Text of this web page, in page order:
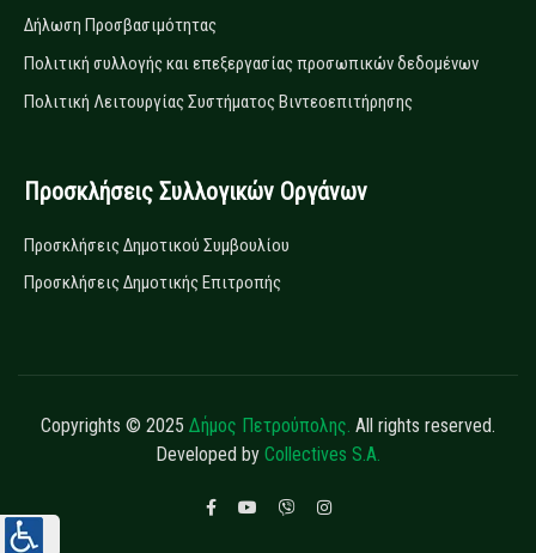
Δήλωση Προσβασιμότητας
Πολιτική συλλογής και επεξεργασίας προσωπικών δεδομένων
Πολιτική Λειτουργίας Συστήματος Βιντεοεπιτήρησης
Προσκλήσεις Συλλογικών Οργάνων
Προσκλήσεις Δημοτικού Συμβουλίου
Προσκλήσεις Δημοτικής Επιτροπής
Copyrights © 2025 Δήμος Πετρούπολης. All rights reserved.
Developed by Collectives S.A.